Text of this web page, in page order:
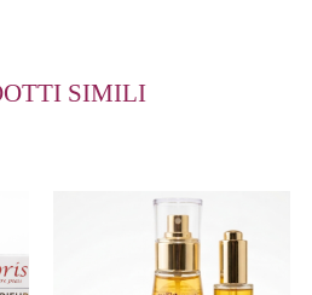
SIMILI